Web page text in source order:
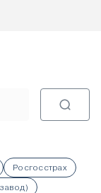
Росгосстрах